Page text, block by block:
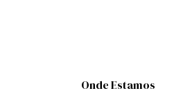
Onde Estamos